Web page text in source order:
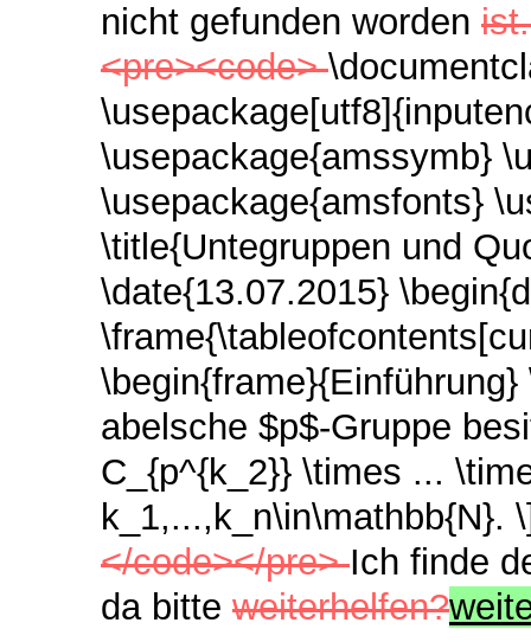
nicht gefunden worden
<pre><code>
\usepackage{amssymb}
\usepackage{amsfonts}
\title{Untegruppen und
\date{13.07.2015}
\begin{frame}{Einführung}
abelsche $p$-Gruppe
C_{p^{k_2}} \times ...
k_1,...,k_n\in\mathbb{N}.
</code></pre>Ich finde
da bitte weiterhelfen?